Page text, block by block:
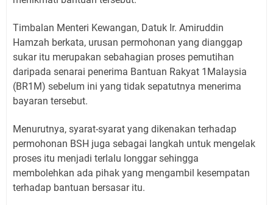
Timbalan Menteri Kewangan, Datuk Ir. Amiruddin
Hamzah berkata, urusan permohonan yang dianggap
sukar itu merupakan sebahagian proses pemutihan
daripada senarai penerima Bantuan Rakyat 1Malaysia
(BR1M) sebelum ini yang tidak sepatutnya menerima
bayaran tersebut.
Menurutnya, syarat-syarat yang dikenakan terhadap
permohonan BSH juga sebagai langkah untuk mengelak
proses itu menjadi terlalu longgar sehingga
membolehkan ada pihak yang mengambil kesempatan
terhadap bantuan bersasar itu.